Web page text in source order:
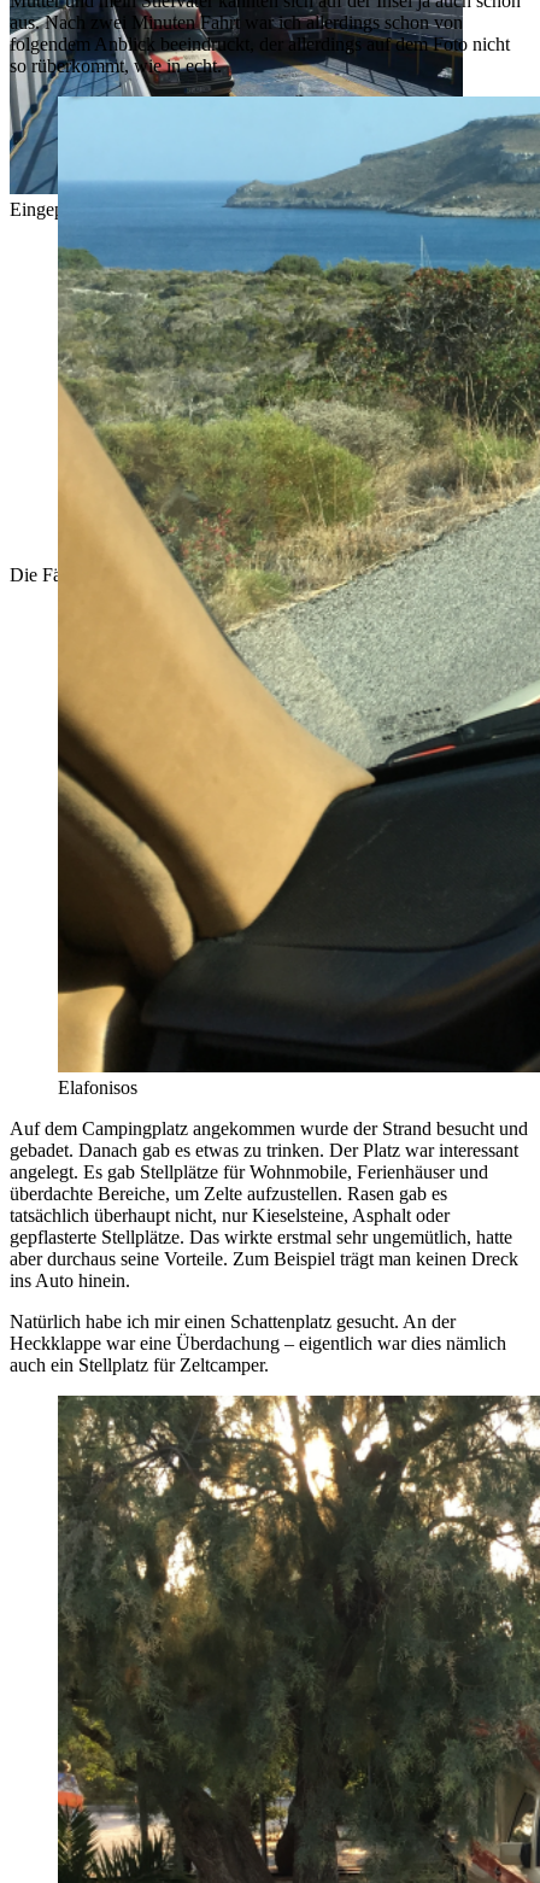
Eingeparkt und zur Abfahrt bereit
Die Fähre von außen
aus. Nach zwei Minuten Fahrt war ich allerdings schon von
folgendem Anblick beeindruckt, der allerdings auf dem Foto nicht
so rüberkommt, wie in echt.
Elafonisos
Auf dem Campingplatz angekommen wurde der Strand besucht und
gebadet. Danach gab es etwas zu trinken. Der Platz war interessant
angelegt. Es gab Stellplätze für Wohnmobile, Ferienhäuser und
überdachte Bereiche, um Zelte aufzustellen. Rasen gab es
tatsächlich überhaupt nicht, nur Kieselsteine, Asphalt oder
gepflasterte Stellplätze. Das wirkte erstmal sehr ungemütlich, hatte
aber durchaus seine Vorteile. Zum Beispiel trägt man keinen Dreck
ins Auto hinein.
Natürlich habe ich mir einen Schattenplatz gesucht. An der
Heckklappe war eine Überdachung – eigentlich war dies nämlich
auch ein Stellplatz für Zeltcamper.